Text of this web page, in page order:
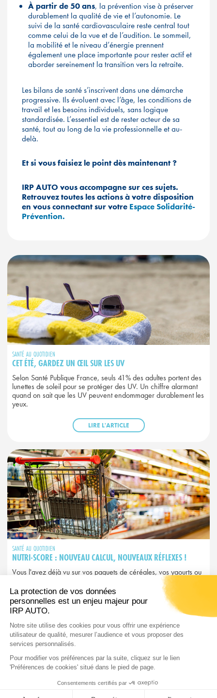
À partir de 50 ans, la prévention vise à préserver
durablement la qualité de vie et l’autonomie. Le
suivi de la santé cardiovasculaire reste central tout
comme celui de la vue et de l’audition. Le sommeil,
la mobilité et le niveau d’énergie prennent
également une place importante pour rester actif et
aborder sereinement la transition vers la retraite.
Les bilans de santé s’inscrivent dans une démarche
progressive. Ils évoluent avec l’âge, les conditions de
travail et les besoins individuels, sans logique
standardisée. L’essentiel est de rester acteur de sa
santé, tout au long de la vie professionnelle et au-
delà.
Et si vous faisiez le point dès maintenant ?
IRP AUTO vous accompagne sur ces sujets.
Retrouvez toutes les actions à votre disposition
en vous connectant sur votre Espace Solidarité-
Prévention.
SANTÉ AU QUOTIDIEN
CET ÉTÉ, GARDEZ UN ŒIL SUR LES UV
Selon Santé Publique France, seuls 41% des adultes portent des
lunettes de soleil pour se protéger des UV. Un chiffre alarmant
quand on sait que les UV peuvent endommager durablement les
yeux.
LIRE L'ARTICLE
SANTÉ AU QUOTIDIEN
NUTRI-SCORE : NOUVEAU CALCUL, NOUVEAUX RÉFLEXES !
Vous l'avez déjà vu sur vos paquets de céréales, vos yaourts ou
vos plats préparés. Ce petit logo coloré allant du A vert au E
rouge, c'est le Nutri-Score. Mais attention : depuis 2025, il a
changé et avec lui, peut-être vos habitudes d’achat…
IRP AUTO est le Groupe de protection sociale des professionnels